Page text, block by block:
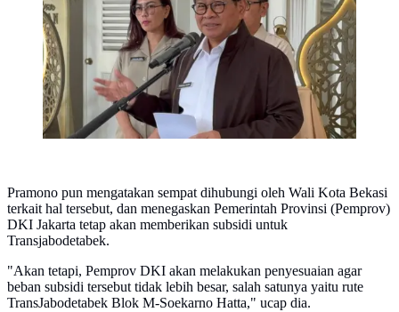
Pramono pun mengatakan sempat dihubungi oleh Wali Kota Bekasi
terkait hal tersebut, dan menegaskan Pemerintah Provinsi (Pemprov)
DKI Jakarta tetap akan memberikan subsidi untuk
Transjabodetabek.
"Akan tetapi, Pemprov DKI akan melakukan penyesuaian agar
beban subsidi tersebut tidak lebih besar, salah satunya yaitu rute
TransJabodetabek Blok M-Soekarno Hatta," ucap dia.